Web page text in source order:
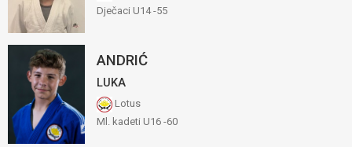
Dječaci U14 -55
ANDRIĆ
LUKA
Lotus
Ml. kadeti U16 -60